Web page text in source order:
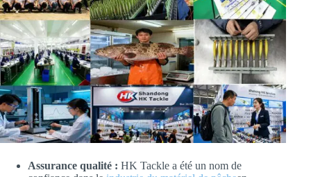
Assurance qualité : HK Tackle a été un nom de